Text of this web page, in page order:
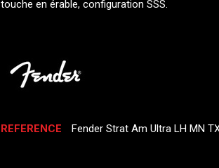
touche en érable, configuration SSS.
REFERENCE Fender Strat Am Ultra LH MN